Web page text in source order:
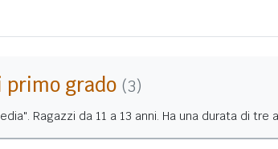
primo grado (3)
Ragazzi da 11 a 13 anni. Ha una durata di tre